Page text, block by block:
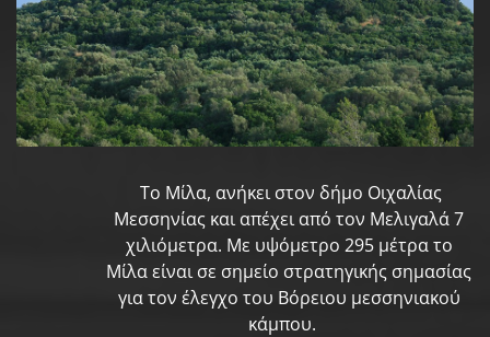
Το Μίλα, ανήκει στον δήμο Οιχαλίας
Μεσσηνίας και απέχει από τον Μελιγαλά 7
χιλιόμετρα. Με υψόμετρο 295 μέτρα το
Μίλα είναι σε σημείο στρατηγικής σημασίας
για τον έλεγχο του Βόρειου μεσσηνιακού
κάμπου.